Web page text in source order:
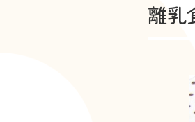
離乳